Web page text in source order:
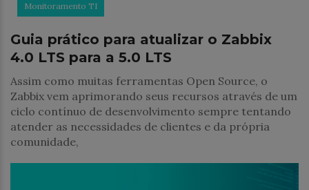
Monitoramento TI
Guia prático para atualizar o Zabbix
4.0 LTS para a 5.0 LTS
Assim como muitas ferramentas Open Source, o
Zabbix vem aprimorando seus recursos através de um
ciclo contínuo de desenvolvimento sempre tentando
atender as necessidades de clientes e da própria
comunidade,